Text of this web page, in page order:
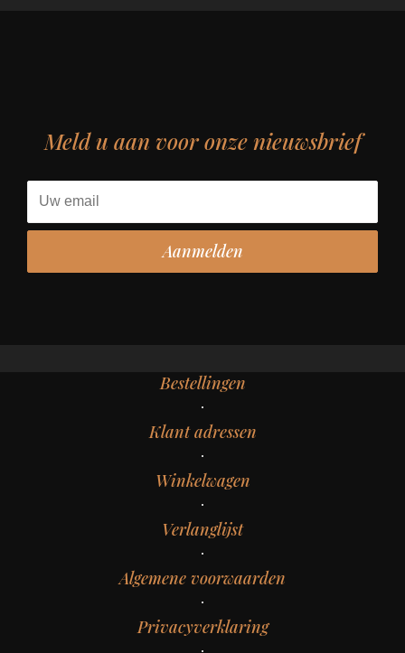
Meld u aan voor onze nieuwsbrief
Bestellingen
Klant adressen
Winkelwagen
Verlanglijst
Algemene voorwaarden
Privacyverklaring